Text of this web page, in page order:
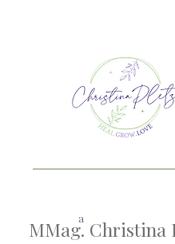
a
MMag. Christina